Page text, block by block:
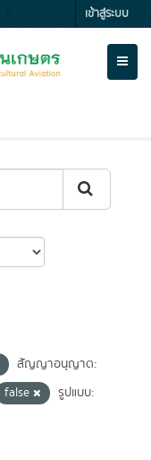
เข้าสู่ระบบ
สัญญาอนุญาต:
false
รูปแบบ: